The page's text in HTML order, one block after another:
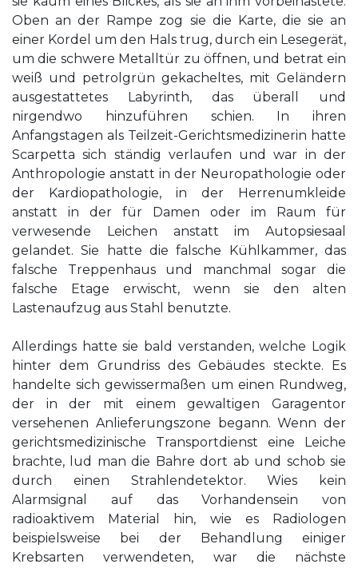
Oben an der Rampe zog sie die Karte, die sie an
einer Kordel um den Hals trug, durch ein Lesegerät,
um die schwere Metalltür zu öffnen, und betrat ein
weiß und petrolgrün gekacheltes, mit Geländern
ausgestattetes Labyrinth, das überall und
nirgendwo hinzuführen schien. In ihren
Anfangstagen als Teilzeit-Gerichtsmedizinerin hatte
Scarpetta sich ständig verlaufen und war in der
Anthropologie anstatt in der Neuropathologie oder
der Kardiopathologie, in der Herrenumkleide
anstatt in der für Damen oder im Raum für
verwesende Leichen anstatt im Autopsiesaal
gelandet. Sie hatte die falsche Kühlkammer, das
falsche Treppenhaus und manchmal sogar die
falsche Etage erwischt, wenn sie den alten
Lastenaufzug aus Stahl benutzte.
Allerdings hatte sie bald verstanden, welche Logik
hinter dem Grundriss des Gebäudes steckte. Es
handelte sich gewissermaßen um einen Rundweg,
der in der mit einem gewaltigen Garagentor
versehenen Anlieferungszone begann. Wenn der
gerichtsmedizinische Transportdienst eine Leiche
brachte, lud man die Bahre dort ab und schob sie
durch einen Strahlendetektor. Wies kein
Alarmsignal auf das Vorhandensein von
radioaktivem Material hin, wie es Radiologen
beispielsweise bei der Behandlung einiger
Krebsarten verwendeten, war die nächste